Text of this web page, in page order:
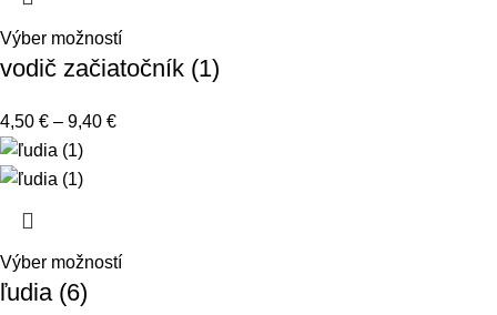
Výber možností
vodič začiatočník (1)
4,50 € – 9,40 €
Výber možností
ľudia (6)